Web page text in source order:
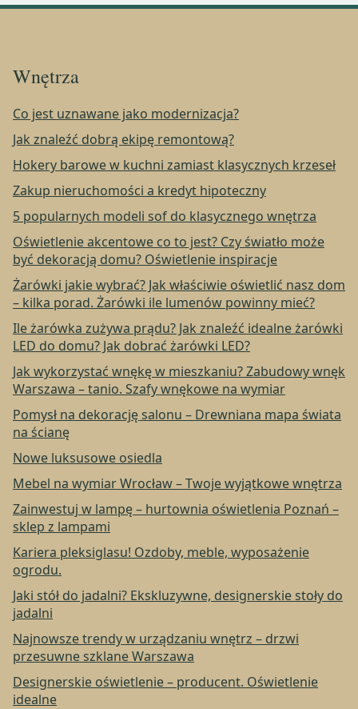
Wnętrza
Co jest uznawane jako modernizacja?
Jak znaleźć dobrą ekipę remontową?
Hokery barowe w kuchni zamiast klasycznych krzeseł
Zakup nieruchomości a kredyt hipoteczny
5 popularnych modeli sof do klasycznego wnętrza
Oświetlenie akcentowe co to jest? Czy światło może
być dekoracją domu? Oświetlenie inspiracje
Żarówki jakie wybrać? Jak właściwie oświetlić nasz dom
– kilka porad. Żarówki ile lumenów powinny mieć?
Ile żarówka zużywa prądu? Jak znaleźć idealne żarówki
LED do domu? Jak dobrać żarówki LED?
Jak wykorzystać wnękę w mieszkaniu? Zabudowy wnęk
Warszawa – tanio. Szafy wnękowe na wymiar
Pomysł na dekorację salonu – Drewniana mapa świata
na ścianę
Nowe luksusowe osiedla
Mebel na wymiar Wrocław – Twoje wyjątkowe wnętrza
Zainwestuj w lampę – hurtownia oświetlenia Poznań –
sklep z lampami
Kariera pleksiglasu! Ozdoby, meble, wyposażenie
ogrodu.
Jaki stół do jadalni? Ekskluzywne, designerskie stoły do
jadalni
Najnowsze trendy w urządzaniu wnętrz – drzwi
przesuwne szklane Warszawa
Designerskie oświetlenie – producent. Oświetlenie
idealne